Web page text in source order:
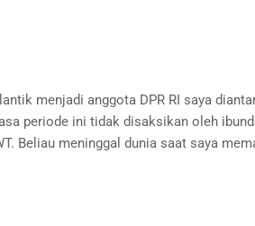
menjadi anggota DPR RI saya
periode ini tidak disaksikan oleh
Beliau meninggal dunia saat saya